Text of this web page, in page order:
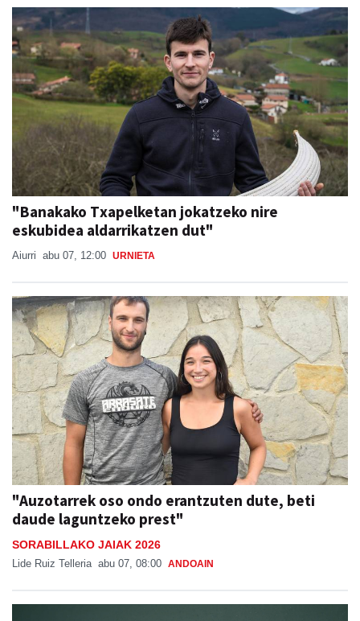
"Banakako Txapelketan jokatzeko nire
eskubidea aldarrikatzen dut"
Aiurri abu 07, 12:00 URNIETA
"Auzotarrek oso ondo erantzuten dute, beti
daude laguntzeko prest"
SORABILLAKO JAIAK 2026
Lide Ruiz Telleria abu 07, 08:00 ANDOAIN